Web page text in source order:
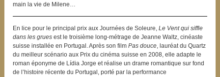
main la vie de Milene…
En lice pour le principal prix aux Journées de Soleure, Le Vent qui siffle
dans les gruesest le troisième long-métrage de Jeanne Waltz, cinéaste
suisse installée en Portugal. Après son film Pas douce, lauréat du Quartz
du meilleur scénario aux Prix du cinéma suisse en 2008, elle adapte le
roman éponyme de Lídia Jorge et réalise un drame romantique sur fond
de l’histoire récente du Portugal, porté par la performance